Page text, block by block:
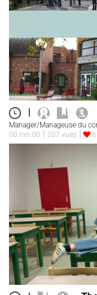
Manager/Manageuse du
00 mn 00
207 vues 6